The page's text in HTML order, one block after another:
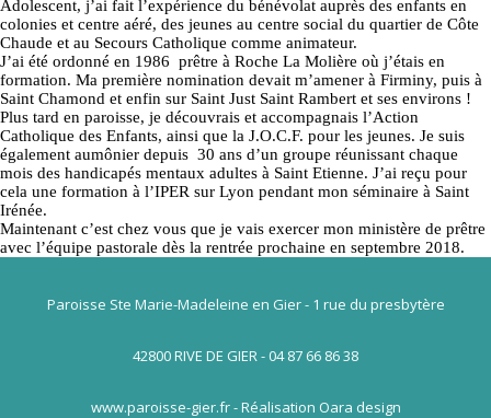
Adolescent, j’ai fait l’expérience du bénévolat auprès des enfants en
colonies et centre aéré, des jeunes au centre social du quartier de Côte
Chaude et au Secours Catholique comme animateur.
J’ai été ordonné en 1986 prêtre à Roche La Molière où j’étais en
formation. Ma première nomination devait m’amener à Firminy, puis à
Saint Chamond et enfin sur Saint Just Saint Rambert et ses environs !
Plus tard en paroisse, je découvrais et accompagnais l’Action
Catholique des Enfants, ainsi que la J.O.C.F. pour les jeunes. Je suis
également aumônier depuis 30 ans d’un groupe réunissant chaque
mois des handicapés mentaux adultes à Saint Etienne. J’ai reçu pour
cela une formation à l’IPER sur Lyon pendant mon séminaire à Saint
Irénée.
Maintenant c’est chez vous que je vais exercer mon ministère de prêtre
avec l’équipe pastorale dès la rentrée prochaine en septembre 2018.
Paroisse Ste Marie-Madeleine en Gier - 1 rue du presbytère
42800 RIVE DE GIER - 04 87 66 86 38
www.paroisse-gier.fr - Réalisation Oara design